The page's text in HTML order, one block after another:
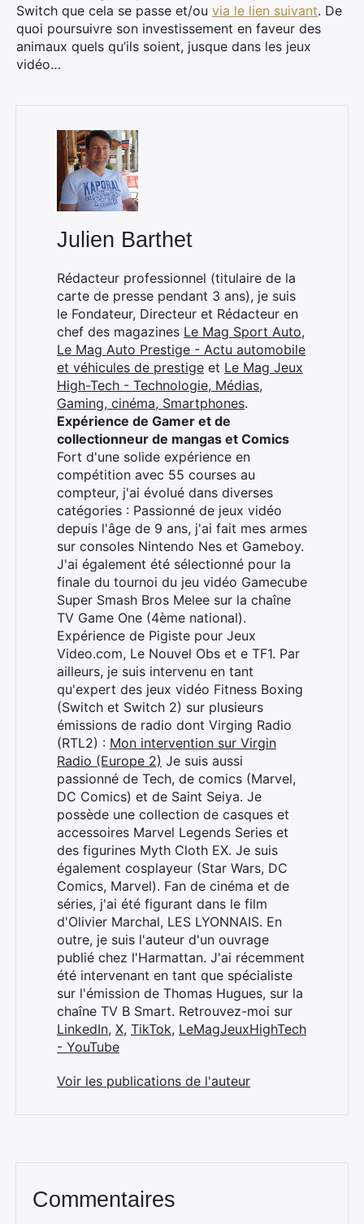
Switch que cela se passe et/ou via le lien suivant. De
quoi poursuivre son investissement en faveur des
animaux quels qu’ils soient, jusque dans les jeux
vidéo…
Julien Barthet
Rédacteur professionnel (titulaire de la
carte de presse pendant 3 ans), je suis
le Fondateur, Directeur et Rédacteur en
chef des magazines Le Mag Sport Auto,
Le Mag Auto Prestige - Actu automobile
et véhicules de prestige et Le Mag Jeux
High-Tech - Technologie, Médias,
Gaming, cinéma, Smartphones.
Expérience de Gamer et de
collectionneur de mangas et Comics
Fort d'une solide expérience en
compétition avec 55 courses au
compteur, j'ai évolué dans diverses
catégories : Passionné de jeux vidéo
depuis l'âge de 9 ans, j'ai fait mes armes
sur consoles Nintendo Nes et Gameboy.
J'ai également été sélectionné pour la
finale du tournoi du jeu vidéo Gamecube
Super Smash Bros Melee sur la chaîne
TV Game One (4ème national).
Expérience de Pigiste pour Jeux
Video.com, Le Nouvel Obs et e TF1. Par
ailleurs, je suis intervenu en tant
qu'expert des jeux vidéo Fitness Boxing
(Switch et Switch 2) sur plusieurs
émissions de radio dont Virging Radio
(RTL2) : Mon intervention sur Virgin
Radio (Europe 2) Je suis aussi
passionné de Tech, de comics (Marvel,
DC Comics) et de Saint Seiya. Je
possède une collection de casques et
accessoires Marvel Legends Series et
des figurines Myth Cloth EX. Je suis
également cosplayeur (Star Wars, DC
Comics, Marvel). Fan de cinéma et de
séries, j'ai été figurant dans le film
d'Olivier Marchal, LES LYONNAIS. En
outre, je suis l'auteur d'un ouvrage
publié chez l'Harmattan. J'ai récemment
été intervenant en tant que spécialiste
sur l'émission de Thomas Hugues, sur la
chaîne TV B Smart. Retrouvez-moi sur
LinkedIn, X, TikTok, LeMagJeuxHighTech
- YouTube
Voir les publications de l'auteur
Commentaires
Rechercher